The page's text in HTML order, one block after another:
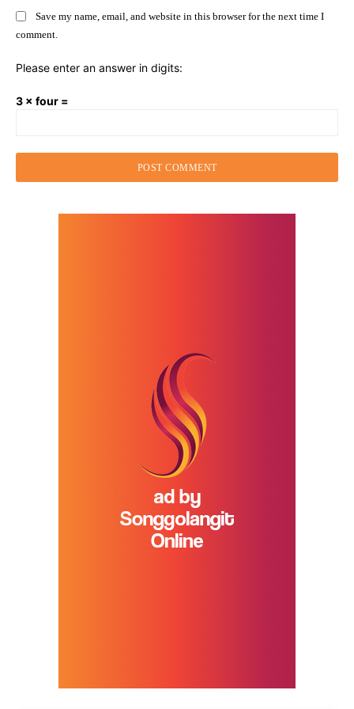
Save my name, email, and website in this browser for the next time I
comment.
Please enter an answer in digits:
3 × four =